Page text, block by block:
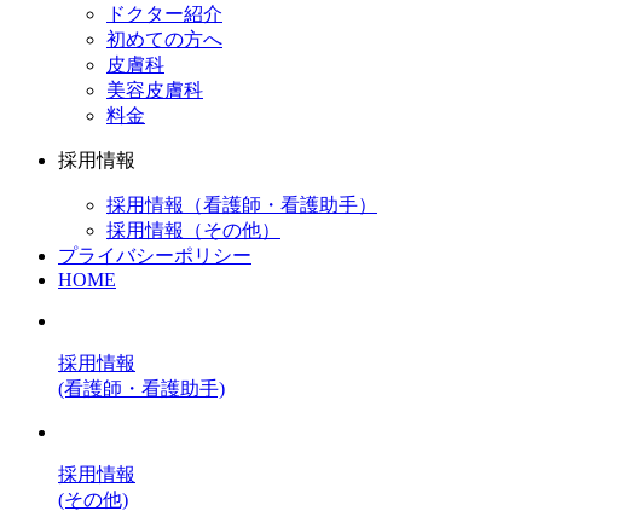
ドクター紹介
初めての方へ
皮膚科
美容皮膚科
料金
採用情報
採用情報（看護師・看護助手）
採用情報（その他）
プライバシーポリシー
HOME
採用情報
(看護師・看護助手)
採用情報
(その他)